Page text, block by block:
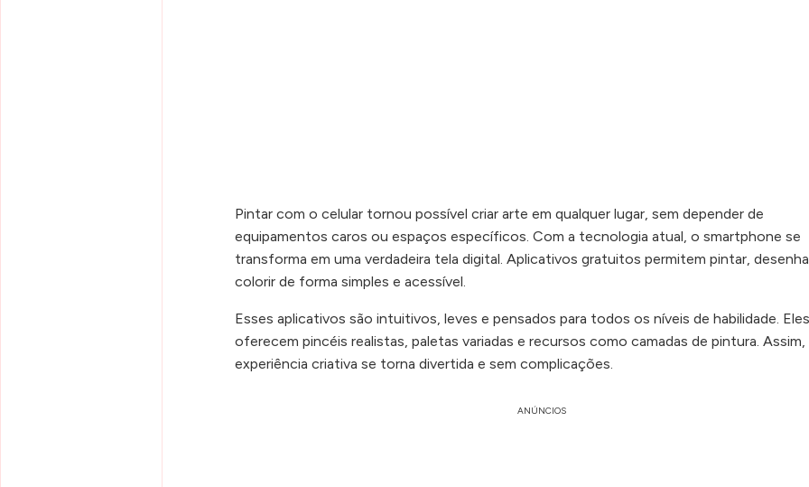
Pintar com o celular tornou possível criar arte em qualquer lugar, sem depender de
equipamentos caros ou espaços específicos. Com a tecnologia atual, o smartphone se
transforma em uma verdadeira tela digital. Aplicativos gratuitos permitem pintar,
colorir de forma simples e acessível.
Esses aplicativos são intuitivos, leves e pensados para todos os níveis de habilidade. Eles
oferecem pincéis realistas, paletas variadas e recursos como camadas de pintura. Assim,
experiência criativa se torna divertida e sem complicações.
ANÚNCIOS